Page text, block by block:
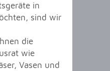
in
sind wir
die
wie
Vasen und